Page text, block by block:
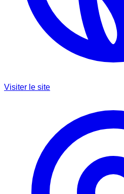
Visiter le site